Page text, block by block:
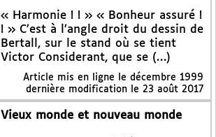
« Harmonie ! ! » « Bonheur assuré !
! » C’est à l’angle droit du dessin de
Bertall, sur le stand où se tient
Victor Considerant, que se (…)
Article mis en ligne le décembre 1999
dernière modification le 23 août 2017
Vieux monde et nouveau monde